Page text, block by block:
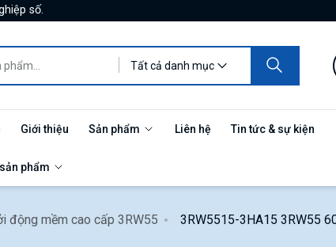
số.
Tất cả danh mục
Giới thiệu Sản phẩm Liên hệ Tin tức & sự kiện
phẩm
động mềm cao cấp 3RW55 3RW5515-3HA15 3RW55